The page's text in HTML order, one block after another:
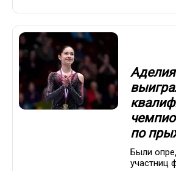
по
Были
участниц